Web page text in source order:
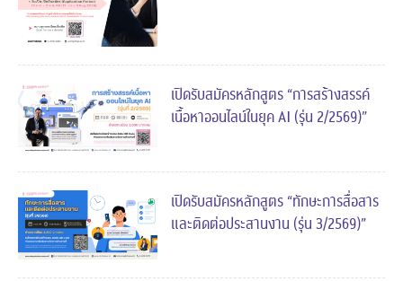
เปิดรับสมัครหลักสูตร “การสร้างสรรค์
เนื้อหาออนไลน์ในยุค AI (รุ่น 2/2569)”
เปิดรับสมัครหลักสูตร “ทักษะการสื่อสาร
และติดต่อประสานงาน (รุ่น 3/2569)”